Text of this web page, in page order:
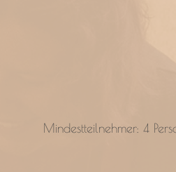
Mindestteilnehmer: 4